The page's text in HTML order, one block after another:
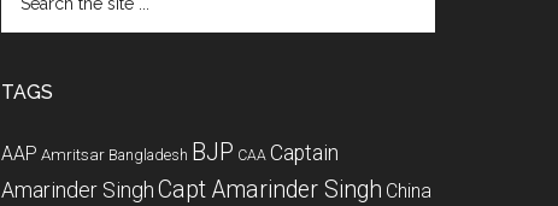
the
site
TAGS
AAP Amritsar Bangladesh BJP CAA Captain
Amarinder Singh Capt Amarinder Singh China